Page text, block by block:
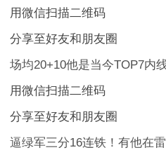
用微信扫描二维码
分享至好友和朋友圈
场均20+10他是当今TOP7内
用微信扫描二维码
分享至好友和朋友圈
逼绿军三分16连铁！有他在